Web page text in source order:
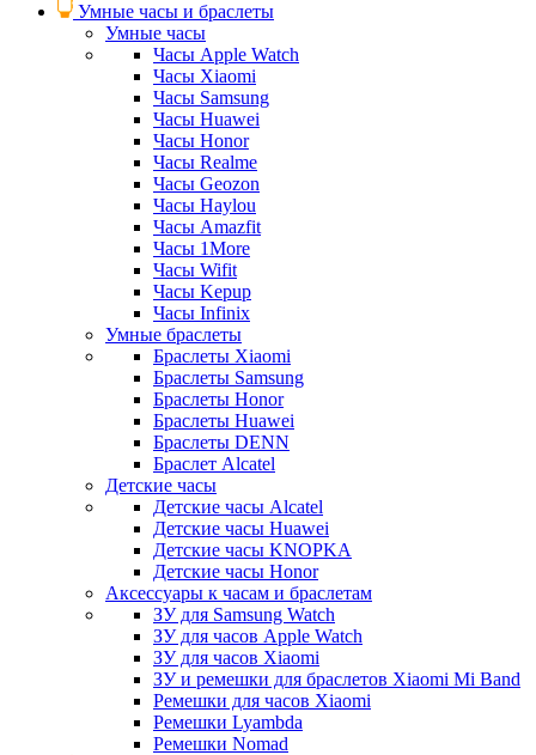
Умные часы и браслеты
Умные часы
Часы Apple Watch
Часы Xiaomi
Часы Samsung
Часы Huawei
Часы Honor
Часы Realme
Часы Geozon
Часы Haylou
Часы Amazfit
Часы 1More
Часы Wifit
Часы Kepup
Часы Infinix
Умные браслеты
Браслеты Xiaomi
Браслеты Samsung
Браслеты Honor
Браслеты Huawei
Браслеты DENN
Браслет Alcatel
Детские часы
Детские часы Alcatel
Детские часы Huawei
Детские часы KNOPKA
Детские часы Honor
Аксессуары к часам и браслетам
ЗУ для Samsung Watch
ЗУ для часов Apple Watch
ЗУ для часов Xiaomi
ЗУ и ремешки для браслетов Xiaomi Mi Band
Ремешки для часов Xiaomi
Ремешки Lyambda
Ремешки Nomad